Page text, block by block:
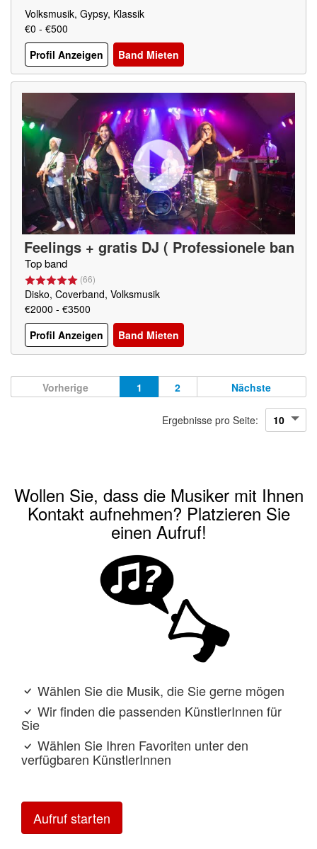
Volksmusik, Gypsy, Klassik
€0 - €500
Profil Anzeigen
Band Mieten
Feelings + gratis DJ ( Professionele ban
d )(NL)
Top band
(66)
Disko, Coverband, Volksmusik
€2000 - €3500
Profil Anzeigen
Band Mieten
Vorherige 1 2 Nächste
Ergebnisse pro Seite:
Wollen Sie, dass die Musiker mit Ihnen
Kontakt aufnehmen? Platzieren Sie
einen Aufruf!
Wählen Sie die Musik, die Sie gerne mögen
Wir finden die passenden KünstlerInnen für
Sie
Wählen Sie Ihren Favoriten unter den
verfügbaren KünstlerInnen
Aufruf starten